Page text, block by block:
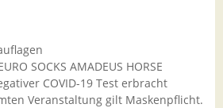
SOCKS AMADEUS HORSE
COVID-19 Test erbracht
Veranstaltung gilt Maskenpflicht.